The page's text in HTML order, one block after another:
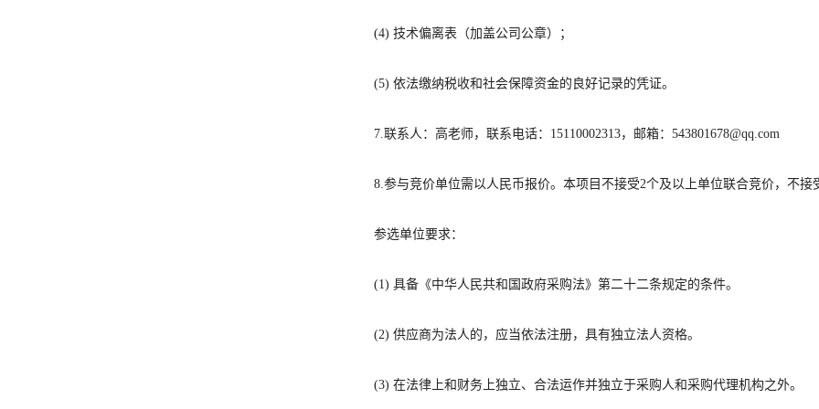
(4) 技术偏离表（加盖公司公章）；
(5) 依法缴纳税收和社会保障资金的良好记录的凭证。
7.联系人： 高老师，联系电话： 15110002313，邮箱： 543801678@qq.com
8.参与竞价单位需以人民币报价。本项目不接受2个及以上单位联合竞价，不接
参选单位要求：
(1) 具备《中华人民共和国政府采购法》第二十二条规定的条件。
(2) 供应商为法人的，应当依法注册，具有独立法人资格。
(3) 在法律上和财务上独立、合法运作并独立于采购人和采购代理机构之外。